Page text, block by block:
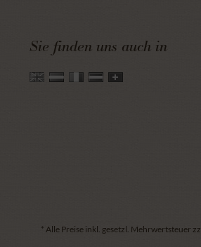
Sie finden uns auch in
* Alle Preise inkl. gesetzl. Mehrwertsteuer